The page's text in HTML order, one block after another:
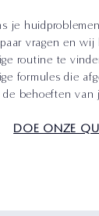
je
vragen en wij
routine te
formules die
de behoeften van
DOE ONZE